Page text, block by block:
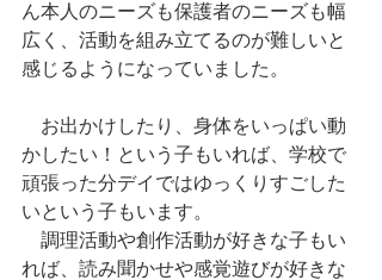
ん本人のニーズも保護者のニーズも幅
広く、活動を組み立てるのが難しいと
感じるようになっていました。
お出かけしたり、身体をいっぱい動
かしたい！という子もいれば、学校で
頑張った分デイではゆっくりすごした
いという子もいます。
調理活動や創作活動が好きな子もい
れば、読み聞かせや感覚遊びが好きな